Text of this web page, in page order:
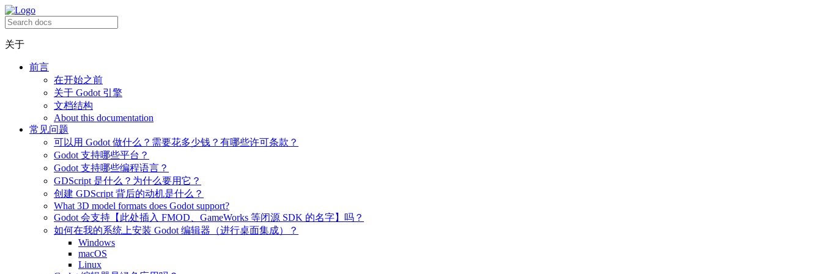
关于
前言
在开始之前
关于 Godot 引擎
文档结构
About this documentation
常见问题
可以用 Godot 做什么？需要花多少钱？有哪些许可条款？
Godot 支持哪些平台？
Godot 支持哪些编程语言？
GDScript 是什么？为什么要用它？
创建 GDScript 背后的动机是什么？
What 3D model formats does Godot support?
Godot 会支持【此处插入 FMOD、GameWorks 等闭源 SDK 的名字】吗？
如何在我的系统上安装 Godot 编辑器（进行桌面集成）？
Windows
macOS
Linux